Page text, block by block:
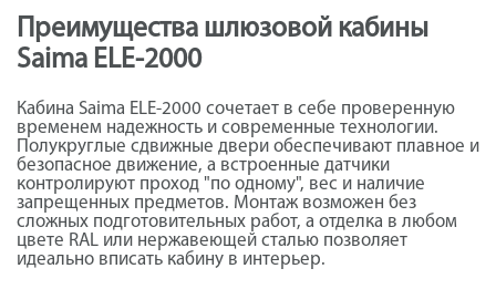
Преимущества шлюзовой кабины
Saima ELE-2000
Кабина Saima ELE-2000 сочетает в себе проверенную
временем надежность и современные технологии.
Полукруглые сдвижные двери обеспечивают плавное и
безопасное движение, а встроенные датчики
контролируют проход "по одному", вес и наличие
запрещенных предметов. Монтаж возможен без
сложных подготовительных работ, а отделка в любом
цвете RAL или нержавеющей сталью позволяет
идеально вписать кабину в интерьер.